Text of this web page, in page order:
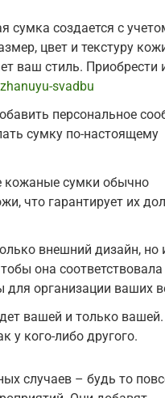
сумка создается с
цвет и текстуру
ваш стиль. Приобрести
svadbu
персональное
сумку по-настоящему
кожаные сумки обычно
что гарантирует их
внешний дизайн, но
она
организации ваших
вашей и только
у кого-либо другого.
случаев – будь то